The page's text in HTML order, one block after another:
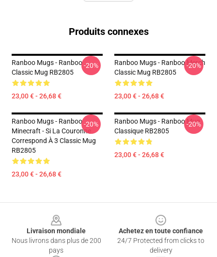
Produits connexes
Ranboo Mugs - Ranboo
Classic Mug RB2805
23,00 € - 26,68 €
-20%
Ranboo Mugs - Ranboo Merch
Classic Mug RB2805
23,00 € - 26,68 €
-20%
Ranboo Mugs - Ranboo
Minecraft - Si La Couronne
Correspond À 3 Classic Mug
RB2805
23,00 € - 26,68 €
-20%
Ranboo Mugs - Ranboo Mug
Classique RB2805
23,00 € - 26,68 €
-20%
Livraison mondiale
Nous livrons dans plus de 200
pays
Achetez en toute confiance
24/7 Protected from clicks to
delivery